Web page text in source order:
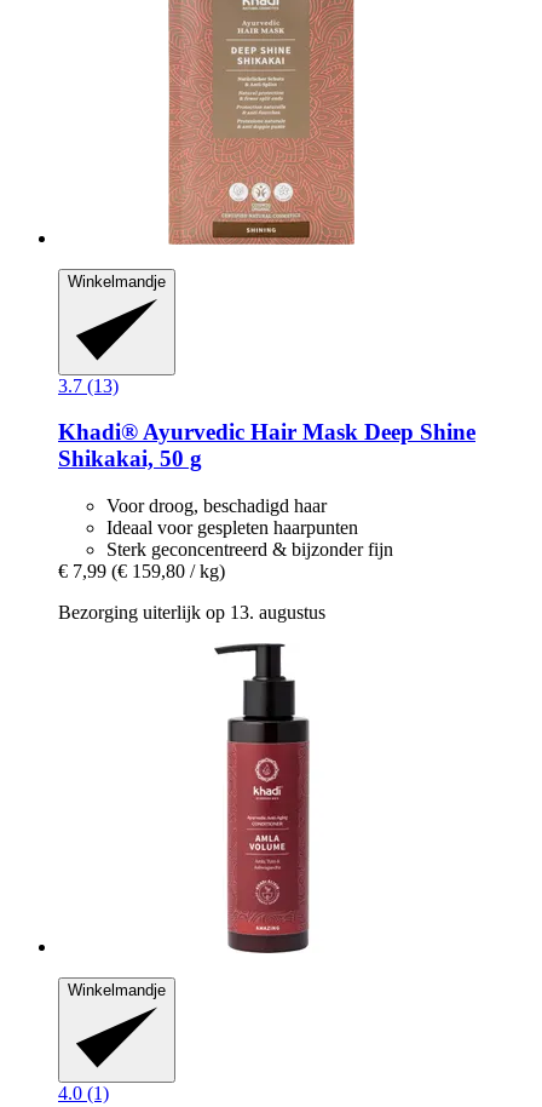
Winkelmandje
3.7 (13)
Khadi®Ayurvedic Hair Mask Deep Shine
Shikakai, 50 g
Voor droog, beschadigd haar
Ideaal voor gespleten haarpunten
Sterk geconcentreerd & bijzonder fijn
€ 7,99 (€ 159,80 / kg)
Bezorging uiterlijk op 13. augustus
Winkelmandje
4.0 (1)